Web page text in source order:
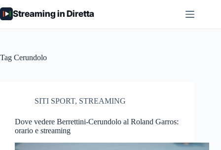
al
contenuto
Streaming in Diretta
Tag Cerundolo
SITI SPORT, STREAMING
Dove vedere Berrettini-Cerundolo al Roland Garros:
orario e streaming